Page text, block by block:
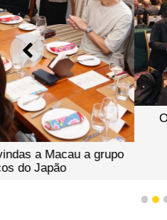
ANTERIOR
Operadores turísticos do
oportunidades
1 2